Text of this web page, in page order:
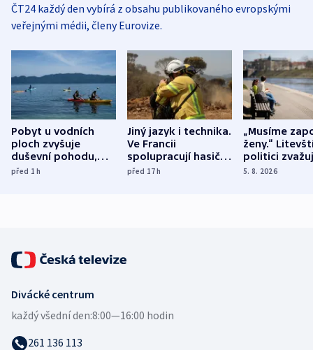
ČT24 každý den vybírá z obsahu publikovaného evropskými
veřejnými médii, členy Eurovize.
Pobyt u vodních
ploch zvyšuje
duševní pohodu,
ukázala
před 1h
Jiný jazyk i technika.
Ve Francii
spolupracují hasiči z
různých zemí
před 17h
„Musíme
ženy.“
politici
dohodu o
5. 8. 2026
Divácké centrum
každý všední den:8:00—16:00 hodin
261 136 113